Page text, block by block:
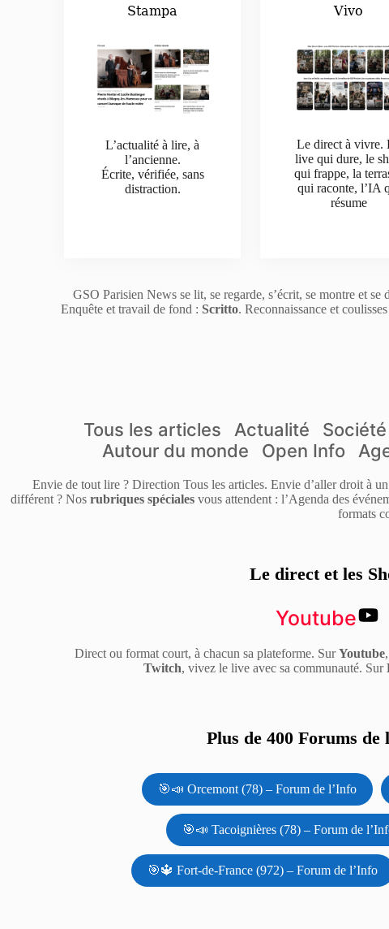
Stampa
L’actualité à lire, à
l’ancienne.
Écrite, vérifiée, sans
distraction.
Vivo
Le direct à vivre.
live qui dure, le
qui frappe, la
qui raconte, l’IA
résume
GSO Parisien News se lit, se regarde, s’écrit, se montre et
Enquête et travail de fond : Scritto. Reconnaissance et
Tous les articles Actualité Société
Autour du monde
Open Info
Envie de tout lire ? Direction Tous les articles. Envie d’aller droit à
différent ? Nos rubriques spécialesvous attendent : l’Agenda des
formats
Le direct et les
Youtube
Direct ou format court, à chacun sa plateforme. SurYoutube
Twitch, vivez le live avec sa communauté. Sur
Plus de 400 Forums
🎯📣 Orcemont (78) – Forum de l’Info
🎯📣 Tacoignières (78) – Forum de
🎯🔱 Fort-de-France (972) – Forum de l’Info